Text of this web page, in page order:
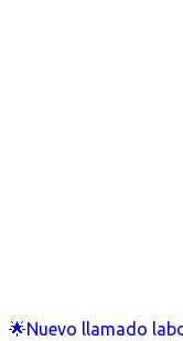
🌟Nuevo llamado